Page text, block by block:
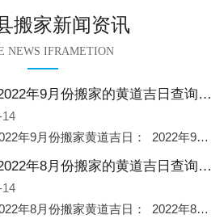
搬家新闻资讯
NEWS IFRAMETION
井陉县2022年9月份搬家的黄道吉日查询大全一览表哪天适合搬家好日子
14
井陉县2022年9月份搬家黄道吉日： 2022年9月6日 「星期二」 农历八月十一2022年9月12日 「星期一」 农历八月十七2022年9月16日 「星期五」 农历八月廿一2022年9月2
井陉县2022年8月份搬家的黄道吉日查询大全一览表哪天适合搬家好日子
14
井陉县2022年8月份搬家黄道吉日： 2022年8月2日 「星期二」 农历七月初五2022年8月6日 「星期六」 农历七月初九2022年8月8日 「星期一」 农历七月十一2022年8月10日 「